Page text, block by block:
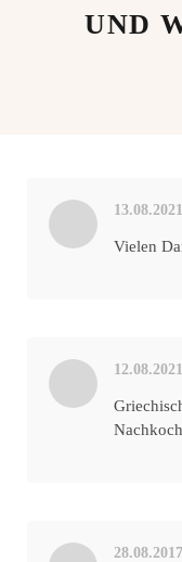
UND
13.08.2021
Vielen
12.08.2021
28.08.2017